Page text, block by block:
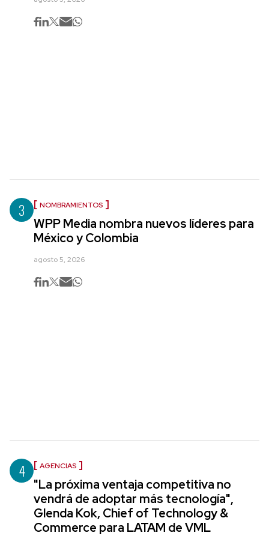
3 NOMBRAMIENTOS
WPP Media nombra nuevos líderes para
México y Colombia
agosto 5, 2026
4 AGENCIAS
"La próxima ventaja competitiva no
vendrá de adoptar más tecnología",
Glenda Kok, Chief of Technology &
Commerce para LATAM de VML